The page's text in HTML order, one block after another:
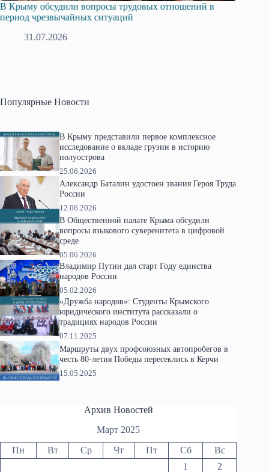
В Крыму обсудили вопросы трудовых отношений в
период чрезвычайных ситуаций
31.07.2026
Популярные Новости
В Крыму представили первое комплексное
исследование о вкладе грузин в историю
полуострова
25.06.2026
Александр Баталин удостоен звания Героя Труда
России
12.06.2026
В Общественной палате Крыма обсудили
вопросы языкового суверенитета в цифровой
среде
05.06.2026
Владимир Путин дал старт Году единства
народов России
05.02.2026
«Дружба народов»: Студенты Крымского
юридического института рассказали о
традициях народов России
07.11.2025
Маршруты двух профсоюзных автопробегов в
честь 80-летия Победы пересеклись в Керчи
15.05.2025
Архив Новостей
Март 2025
Пн Вт Ср Чт Пт Сб
Вс
1
2